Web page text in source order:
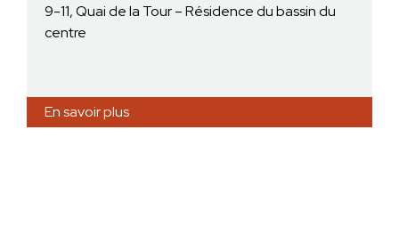
9-11, Quai de la Tour – Résidence du bassin du
centre
En savoir plus